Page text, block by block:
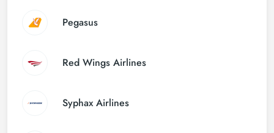
Pegasus
Red Wings Airlines
Syphax Airlines